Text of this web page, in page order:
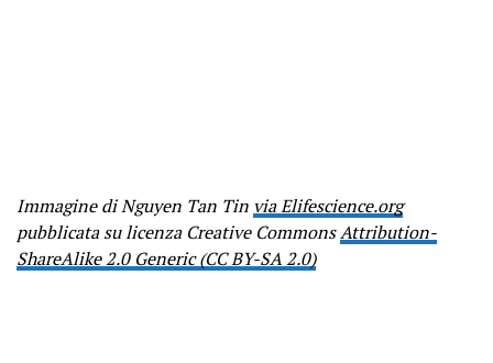
Immagine di Nguyen Tan Tin via Elifescience.org
pubblicata su licenza Creative CommonsAttribution-
ShareAlike 2.0 Generic (CC BY-SA 2.0)